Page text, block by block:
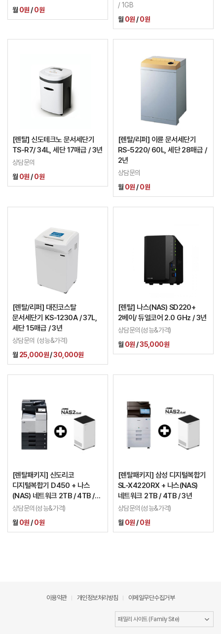
월 0원 /0원
/ 1GB
월 0원 /0원
[렌탈] 신도테크노 문서세단기
TS-R7/ 34L, 세단 17매급 / 3년
상담문의
월 0원 /0원
[렌탈/리퍼] 이륜 문서세단기
RS-5220/ 60L, 세단 28매급 /
2년
상담문의
월 0원 /0원
[렌탈/리퍼] 대진코스탈
문서세단기 KS-1230A / 37L,
세단 15매급 / 3년
상담문의 (성능&가격)
월 25,000원/30,000원
[렌탈] 나스(NAS) SD220+
2베이/ 듀얼코어 2.0 GHz / 3년
상담문의(성능&가격)
월 0원 /35,000원
[렌탈패키지] 신도리코
디지털복합기 D450 + 나스
(NAS) 네트워크 2TB / 4TB /
3년
상담문의(성능&가격)
월 0원 /0원
[렌탈패키지] 삼성 디지털복합기
SL-X4220RX + 나스(NAS)
네트워크 2TB / 4TB / 3년
상담문의(성능&가격)
월 0원 /0원
이용약관 개인정보처리방침 이메일무단수집거부